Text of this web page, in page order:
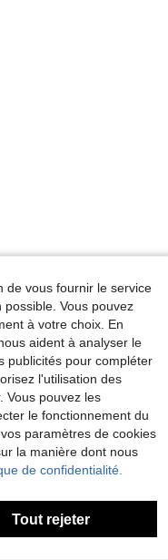
de vous fournir le service
Vous pouvez
à votre choix. En
aident à analyser le
publicités pour compléter
l'utilisation des
Vous pouvez les
le fonctionnement du
paramètres de cookies
la manière dont nous
de confidentialité.
Tout rejeter